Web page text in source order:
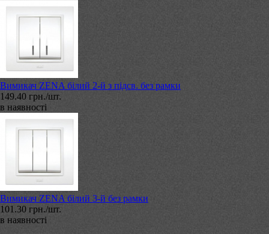
Вимикач ZENA білий 2-й з підсв. без рамки
149.40 грн./шт.
в наявності
Вимикач ZENA білий 3-й без рамки
101.30 грн./шт.
в наявності